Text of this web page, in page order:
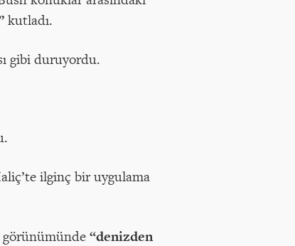
kutladı.
gibi duruyordu.
ilginç bir uygulama
görünümünde“denizden